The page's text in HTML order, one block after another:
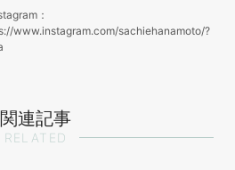
：
www.instagram.com/sachiehanamoto/?
関連記事
RELATED